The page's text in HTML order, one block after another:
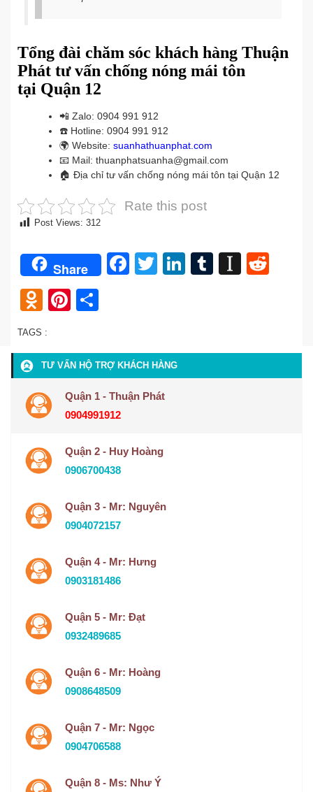
Tổng đài chăm sóc khách hàng Thuận
Phát tư vấn chống nóng mái tôn
tại Quận 12
📲 Zalo: 0904 991 912
☎️ Hotline: 0904 991 912
🌍 Website: suanhathuanphat.com
📧 Mail: thuanphatsuanha@gmail.com
🏠 Địa chỉ tư vấn chống nóng mái tôn tại Quận 12
Rate this post
Post Views: 312
Share Facebook
TwitterLinkedIn
Tumblr
Odnoklassniki
Pinterest
TAGS :
TƯ VẤN HỘ TRỢ KHÁCH HÀNG
Quận 1 - Thuận Phát
0904991912
Quận 2 - Huy Hoàng
0906700438
Quận 3 - Mr: Nguyên
0904072157
Quận 4 - Mr: Hưng
0903181486
Quận 5 - Mr: Đạt
0932489685
Quận 6 - Mr: Hoàng
0908648509
Quận 7 - Mr: Ngọc
0904706588
Quận 8 - Ms: Như Ý